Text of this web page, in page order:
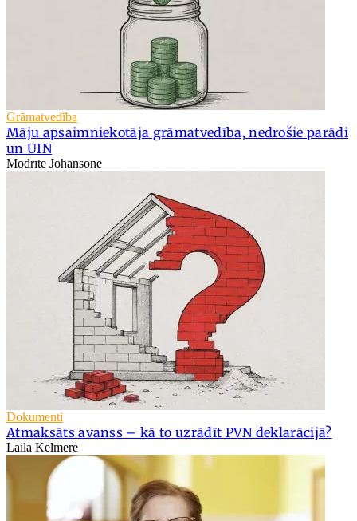
Grāmatvedība
Māju apsaimniekotāja grāmatvedība, nedrošie parādi
un UIN
Modrīte Johansone
Dokumenti
Atmaksāts avanss – kā to uzrādīt PVN deklarācijā?
Laila Kelmere